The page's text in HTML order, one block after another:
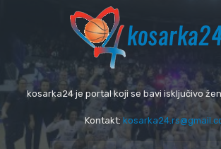
kosarka24 je portal koji se bavi isključivo
Kontakt: